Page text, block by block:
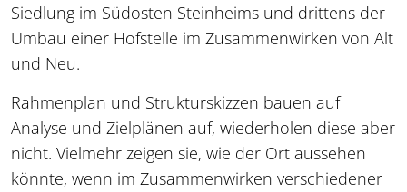
Siedlung im Südosten Steinheims und drittens der
Umbau einer Hofstelle im Zusammenwirken von Alt
und Neu.
Rahmenplan und Strukturskizzen bauen auf
Analyse und Zielplänen auf, wiederholen diese aber
nicht. Vielmehr zeigen sie, wie der Ort aussehen
könnte, wenn im Zusammenwirken verschiedener